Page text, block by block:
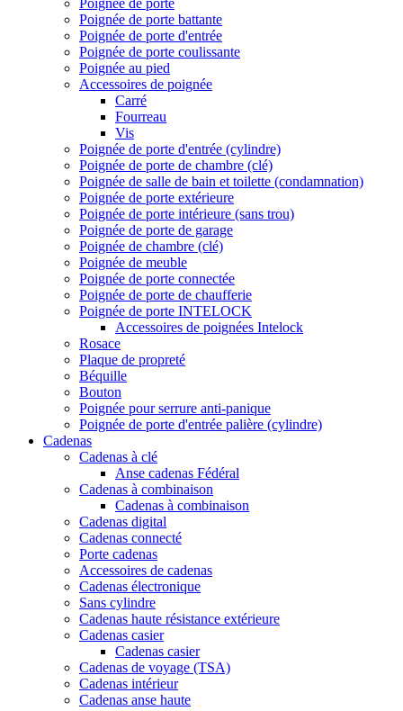
Poignée de porte
Poignée de porte battante
Poignée de porte d'entrée
Poignée de porte coulissante
Poignée au pied
Accessoires de poignée
Carré
Fourreau
Vis
Poignée de porte d'entrée (cylindre)
Poignée de porte de chambre (clé)
Poignée de salle de bain et toilette (condamnation)
Poignée de porte extérieure
Poignée de porte intérieure (sans trou)
Poignée de porte de garage
Poignée de chambre (clé)
Poignée de meuble
Poignée de porte connectée
Poignée de porte de chaufferie
Poignée de porte INTELOCK
Accessoires de poignées Intelock
Rosace
Plaque de propreté
Béquille
Bouton
Poignée pour serrure anti-panique
Poignée de porte d'entrée palière (cylindre)
Cadenas
Cadenas à clé
Anse cadenas Fédéral
Cadenas à combinaison
Cadenas à combinaison
Cadenas digital
Cadenas connecté
Porte cadenas
Accessoires de cadenas
Cadenas électronique
Sans cylindre
Cadenas haute résistance extérieure
Cadenas casier
Cadenas casier
Cadenas de voyage (TSA)
Cadenas intérieur
Cadenas anse haute